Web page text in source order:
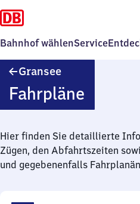
Bahnhof wählenService
Gransee
Fahrpläne
Hier finden Sie detaillierte
Zügen, den Abfahrtszeiten
und gegebenenfalls